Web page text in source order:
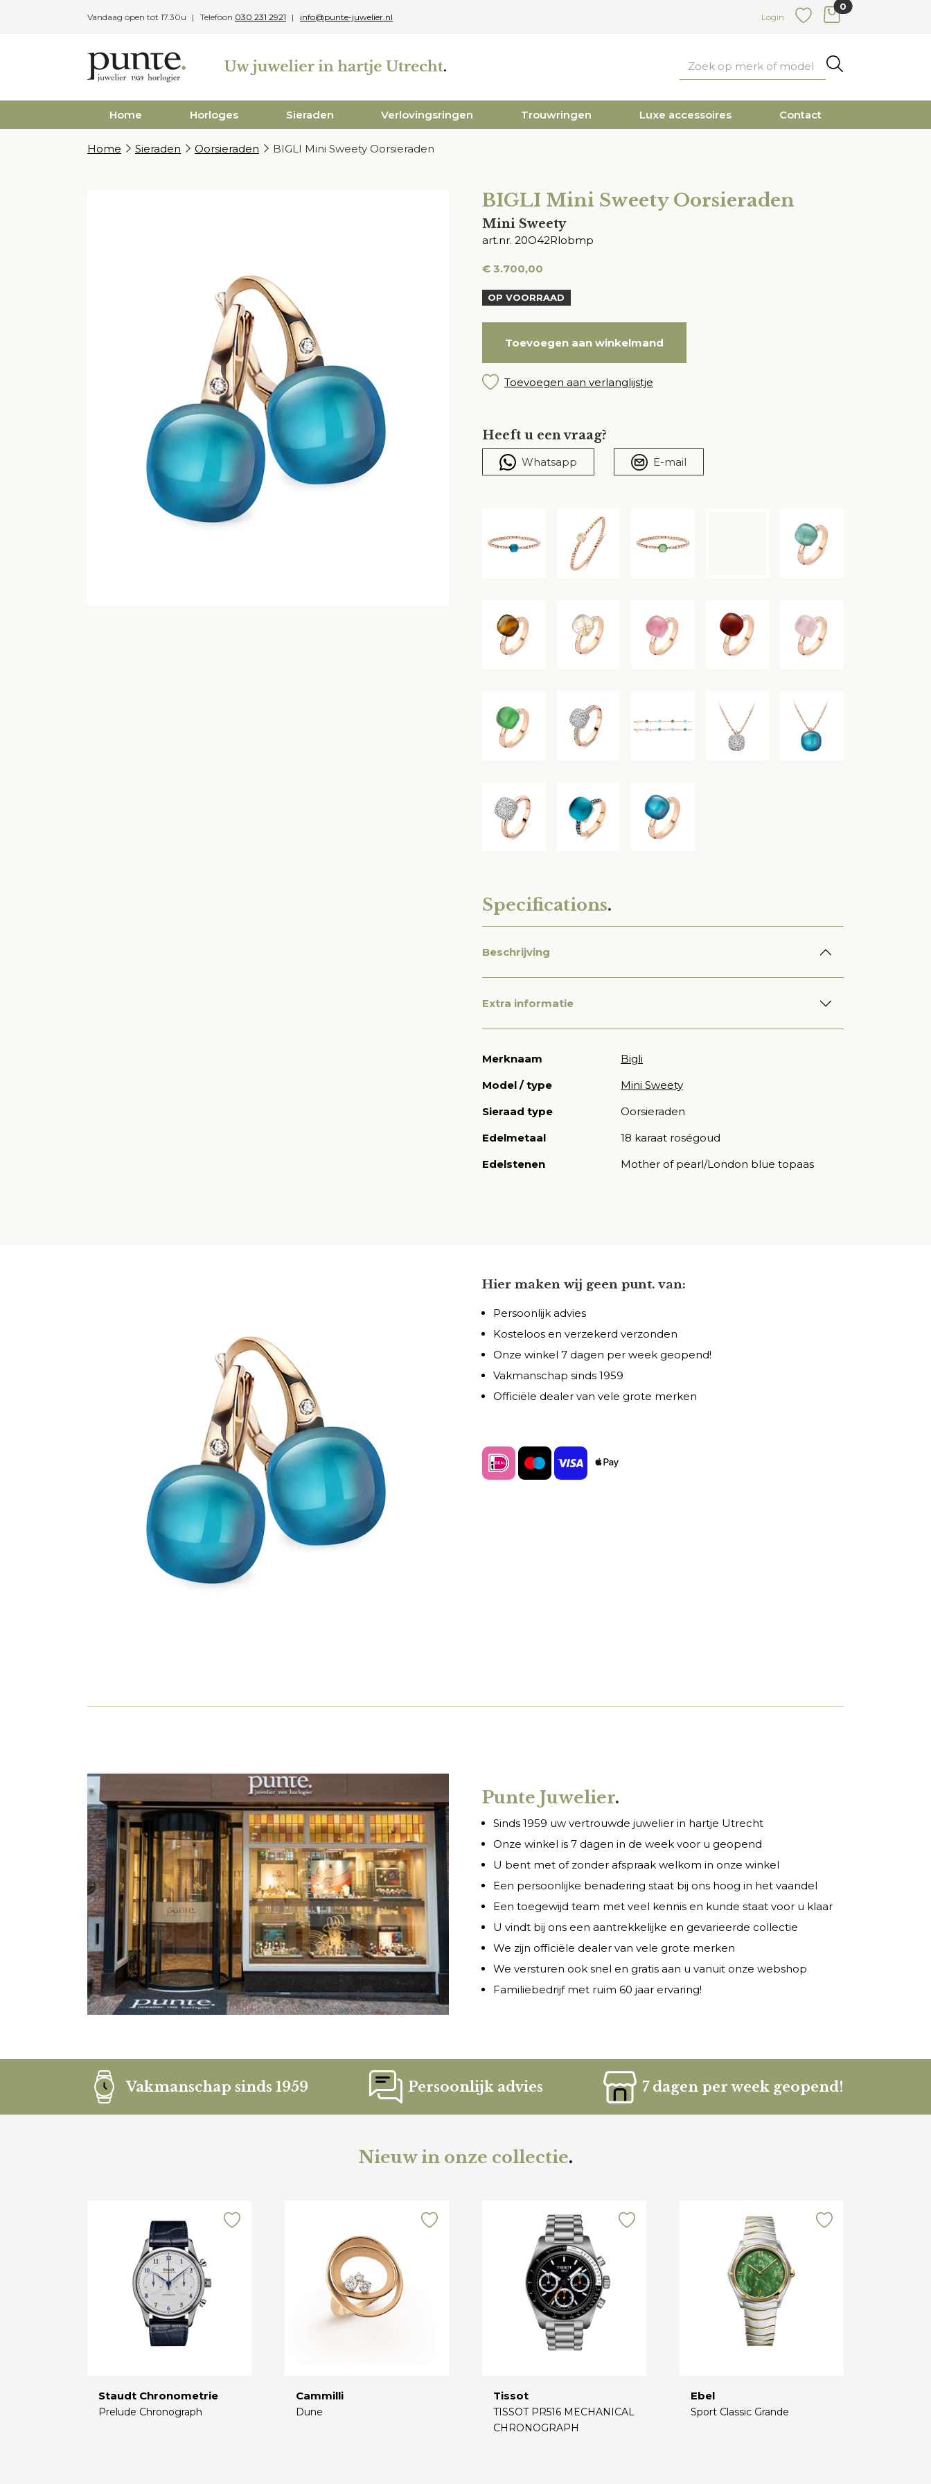
Vandaag open tot 17.30u Telefoon 030 231 2921 info@punte-juwelier.nl
Login
0
items in cart
Home Horloges Sieraden Verlovingsringen Trouwringen Luxe accessoires Contact
Home Sieraden Oorsieraden BIGLI Mini Sweety Oorsieraden
BIGLI Mini Sweety Oorsieraden
Mini Sweety
art.nr. 20O42Rlobmp
€ 3.700,00
OP VOORRAAD
Toevoegen aan winkelmand
Toevoegen aan verlanglijstje
Heeft u een vraag?
Whatsapp E-mail
Specifications.
Beschrijving
Extra informatie
Merknaam
Bigli
Model / type
Mini Sweety
Sieraad type
Oorsieraden
Edelmetaal
18 karaat roségoud
Edelstenen
Mother of pearl/London blue topaas
Hier maken wij geen punt. van:
Persoonlijk advies
Kosteloos en verzekerd verzonden
Onze winkel 7 dagen per week geopend!
Vakmanschap sinds 1959
Officiële dealer van vele grote merken
Punte Juwelier.
Sinds 1959 uw vertrouwde juwelier in hartje Utrecht
Onze winkel is 7 dagen in de week voor u geopend
U bent met of zonder afspraak welkom in onze winkel
Een persoonlijke benadering staat bij ons hoog in het vaandel
Een toegewijd team met veel kennis en kunde staat voor u klaar
U vindt bij ons een aantrekkelijke en gevarieerde collectie
We zijn officiële dealer van vele grote merken
We versturen ook snel en gratis aan u vanuit onze webshop
Familiebedrijf met ruim 60 jaar ervaring!
Vakmanschap sinds 1959 Persoonlijk advies 7 dagen per week geopend!
Nieuw in onze collectie.
Staudt Chronometrie
Prelude Chronograph
Cammilli
Dune
Tissot
TISSOT PR516 MECHANICAL
CHRONOGRAPH
Ebel
Sport Classic Grande